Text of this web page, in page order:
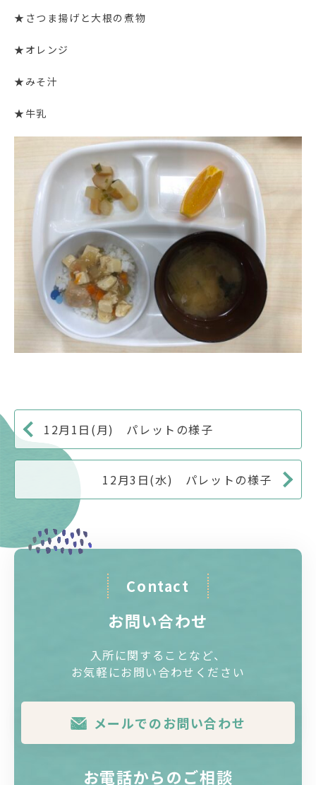
★さつま揚げと大根の煮物
★オレンジ
★みそ汁
★牛乳
12月1日(月) パレットの様子
12月3日(水) パレットの様子
Contact
お問い合わせ
入所に関することなど、
お気軽にお問い合わせください
メールでのお問い合わせ
お電話からのご相談